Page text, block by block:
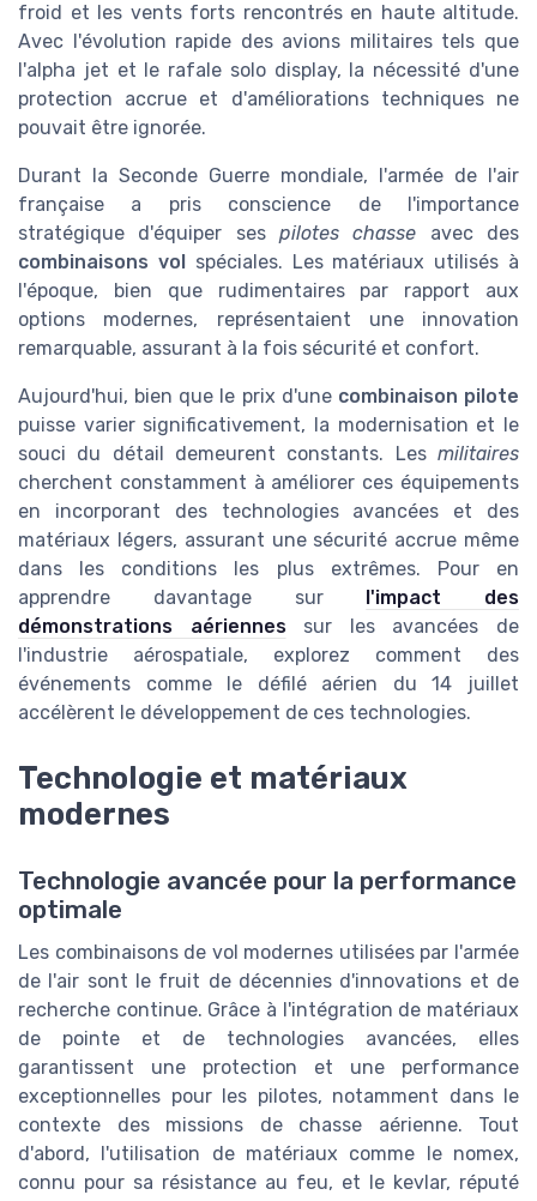
froid et les vents forts rencontrés en haute altitude.
Avec l'évolution rapide des avions militaires tels que
l'alpha jet et le rafale solo display, la nécessité d'une
protection accrue et d'améliorations techniques ne
pouvait être ignorée.
Durant la Seconde Guerre mondiale, l'armée de l'air
française a pris conscience de l'importance
stratégique d'équiper ses pilotes chasse avec des
combinaisons vol
spéciales. Les matériaux utilisés à
l'époque, bien que rudimentaires par rapport aux
options modernes, représentaient une innovation
remarquable, assurant à la fois sécurité et confort.
Aujourd'hui, bien que le prix d'une combinaison pilote
puisse varier significativement, la modernisation et le
souci du détail demeurent constants. Les militaires
cherchent constamment à améliorer ces équipements
en incorporant des technologies avancées et des
matériaux légers, assurant une sécurité accrue même
dans les conditions les plus extrêmes. Pour en
apprendre davantage sur
l'impact des
démonstrations aériennessur les avancées de
l'industrie aérospatiale, explorez comment des
événements comme le défilé aérien du 14 juillet
accélèrent le développement de ces technologies.
Technologie et matériaux
modernes
Technologie avancée pour la performance
optimale
Les combinaisons de vol modernes utilisées par l'armée
de l'air sont le fruit de décennies d'innovations et de
recherche continue. Grâce à l'intégration de matériaux
de pointe et de technologies avancées, elles
garantissent une protection et une performance
exceptionnelles pour les pilotes, notamment dans le
contexte des missions de chasse aérienne. Tout
d'abord, l'utilisation de matériaux comme le nomex,
connu pour sa résistance au feu, et le kevlar, réputé